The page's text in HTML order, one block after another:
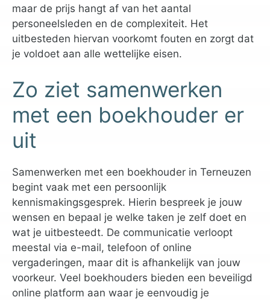
maar de prijs hangt af van het aantal
personeelsleden en de complexiteit. Het
uitbesteden hiervan voorkomt fouten en zorgt dat
je voldoet aan alle wettelijke eisen.
Zo ziet samenwerken
met een boekhouder er
uit
Samenwerken met een boekhouder in Terneuzen
begint vaak met een persoonlijk
kennismakingsgesprek. Hierin bespreek je jouw
wensen en bepaal je welke taken je zelf doet en
wat je uitbesteedt. De communicatie verloopt
meestal via e-mail, telefoon of online
vergaderingen, maar dit is afhankelijk van jouw
voorkeur. Veel boekhouders bieden een beveiligd
online platform aan waar je eenvoudig je